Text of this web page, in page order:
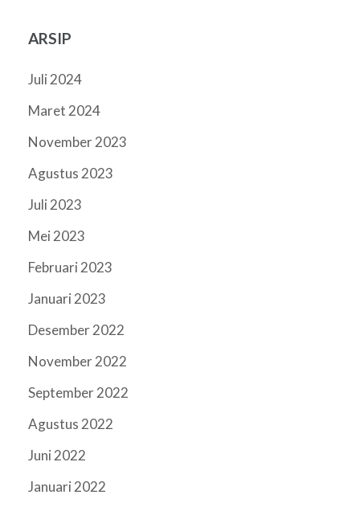
ARSIP
Juli 2024
Maret 2024
November 2023
Agustus 2023
Juli 2023
Mei 2023
Februari 2023
Januari 2023
Desember 2022
November 2022
September 2022
Agustus 2022
Juni 2022
Januari 2022